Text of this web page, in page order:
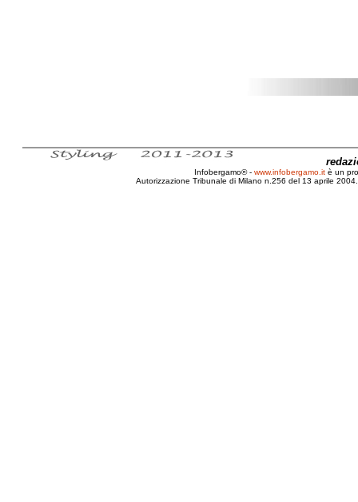
Infobergamo® - www.infobergamo.it è un
Autorizzazione Tribunale di Milano n.256 del 13 aprile